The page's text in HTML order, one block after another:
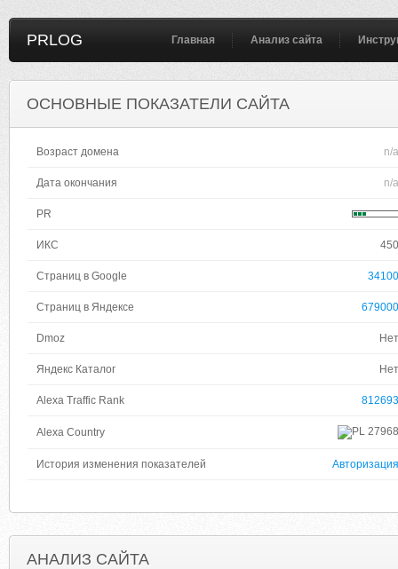
PRLOG Главная Анализ сайта
ОСНОВНЫЕ ПОКАЗАТЕЛИ САЙТА
Возраст домена n/a
Дата окончания n/a
PR
ИКС 450
Страниц в Google 34100
Страниц в Яндексе 679000
Dmoz Нет
Яндекс Каталог Нет
Alexa Traffic Rank 812693
Alexa Country 27968
История изменения показателей Авторизация
АНАЛИЗ САЙТА